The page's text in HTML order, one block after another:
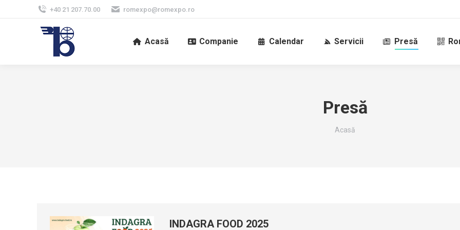
+40 21 207.70.00 romexpo@romexpo.ro
Acasă Companie Calendar Servicii Presă
Presă
Sunteți aici:
Acasă
INDAGRA FOOD 2025